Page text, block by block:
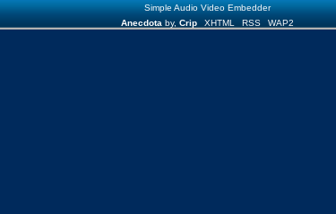
Simple Audio Video Embedder
Anecdota by, Crip XHTML RSS WAP2